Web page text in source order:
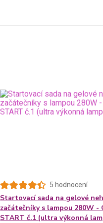
5 hodnocení
Startovací sada na gelové
začátečníky s lampou 280W -
START č.1 (ultra výkonná